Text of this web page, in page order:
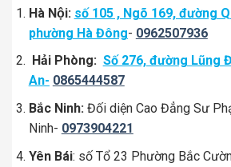
Hà Nội: số 105 , Ngõ 169, đường
phường Hà Đông- 0962507936
Hải Phòng: Số 276, đường Lũng
An- 0865444587
Bắc Ninh: Đối diện Cao Đẳng Sư
Ninh- 0973904221
Yên Bái: số Tổ 23 Phường Bắc